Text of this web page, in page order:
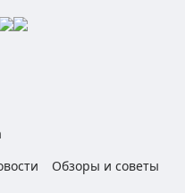
Обзоры и советы